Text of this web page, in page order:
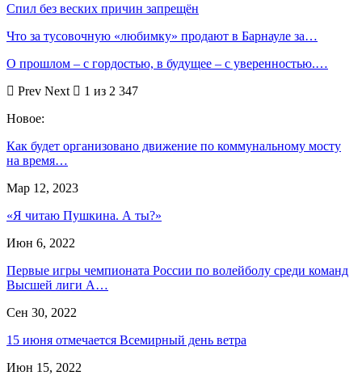
Спил без веских причин запрещён
Что за тусовочную «любимку» продают в Барнауле за…
О прошлом – с гордостью, в будущее – с уверенностью.…
Prev Next
1 из 2 347
Новое:
Как будет организовано движение по коммунальному мосту
на время…
Мар 12, 2023
«Я читаю Пушкина. А ты?»
Июн 6, 2022
Первые игры чемпионата России по волейболу среди команд
Высшей лиги А…
Сен 30, 2022
15 июня отмечается Всемирный день ветра
Июн 15, 2022